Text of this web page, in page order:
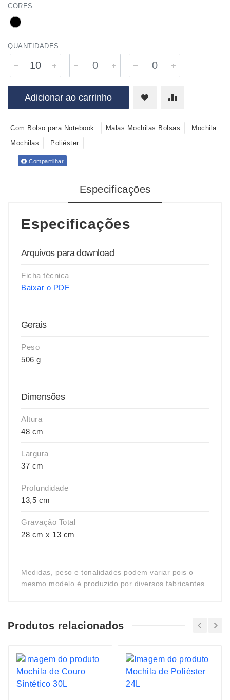
CORES
QUANTIDADES
Adicionar ao carrinho
Com Bolso para Notebook Malas Mochilas Bolsas
Mochila
Mochilas
Poliéster
Compartilhar
Especificações
Especificações
Arquivos para download
Ficha técnica
Baixar o PDF
Gerais
Peso
506 g
Dimensões
Altura
48 cm
Largura
37 cm
Profundidade
13,5 cm
Gravação Total
28 cm x 13 cm
Medidas, peso e tonalidades podem variar pois o
mesmo modelo é produzido por diversos fabricantes.
Produtos relacionados